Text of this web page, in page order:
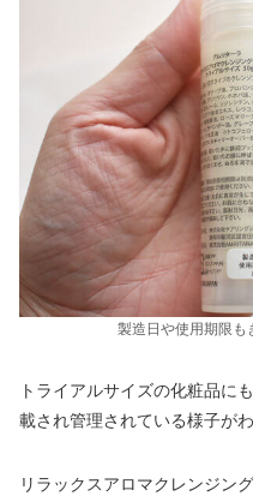
製造日や使用期限も
トライアルサイズの化粧品に
載され管理されている様子がわ
リラックスアロマクレンジン